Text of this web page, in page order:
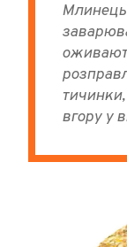
вгору у